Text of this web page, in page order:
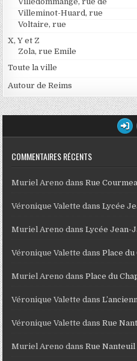
Villeminot-Huard, rue
Voltaire, rue
X, Y et Z
Zola, rue Emile
Toute la ville
Autour de Reims
COMMENTAIRES RÉCENTS
Muriel Areno dansRue
Véronique Valette dansLycée
Muriel Areno dansLycée Jean-
Véronique Valette dansPlace
Muriel Areno dansPlace du
Véronique Valette dans
Véronique Valette dansRue
Muriel Areno dansRue Nanteuil